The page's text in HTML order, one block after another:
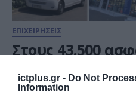
ictplus.gr - Do Not
Information
ΕΠΙΧΕΙΡΗΣΕΙΣ
Στους 43.500
INTERAMERICAN